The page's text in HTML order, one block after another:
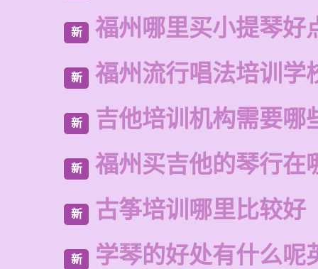
新 福州哪里买小提琴好
新 福州流行唱法培训学
新 吉他培训机构需要哪
新 福州买吉他的琴行在
新 古筝培训哪里比较好
新 学琴的好处有什么呢